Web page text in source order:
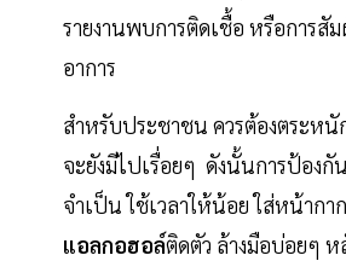
รายงานพบการติดเชื้อ หรือการสั
อาการ
สำหรับประชาชน ควรต้องตระหนั
จะยังมีไปเรื่อยๆ ดังนั้นการป้องกั
จำเป็น ใช้เวลาให้น้อย ใส่หน้าก
แอลกอฮอล์ติดตัว ล้างมือบ่อยๆ